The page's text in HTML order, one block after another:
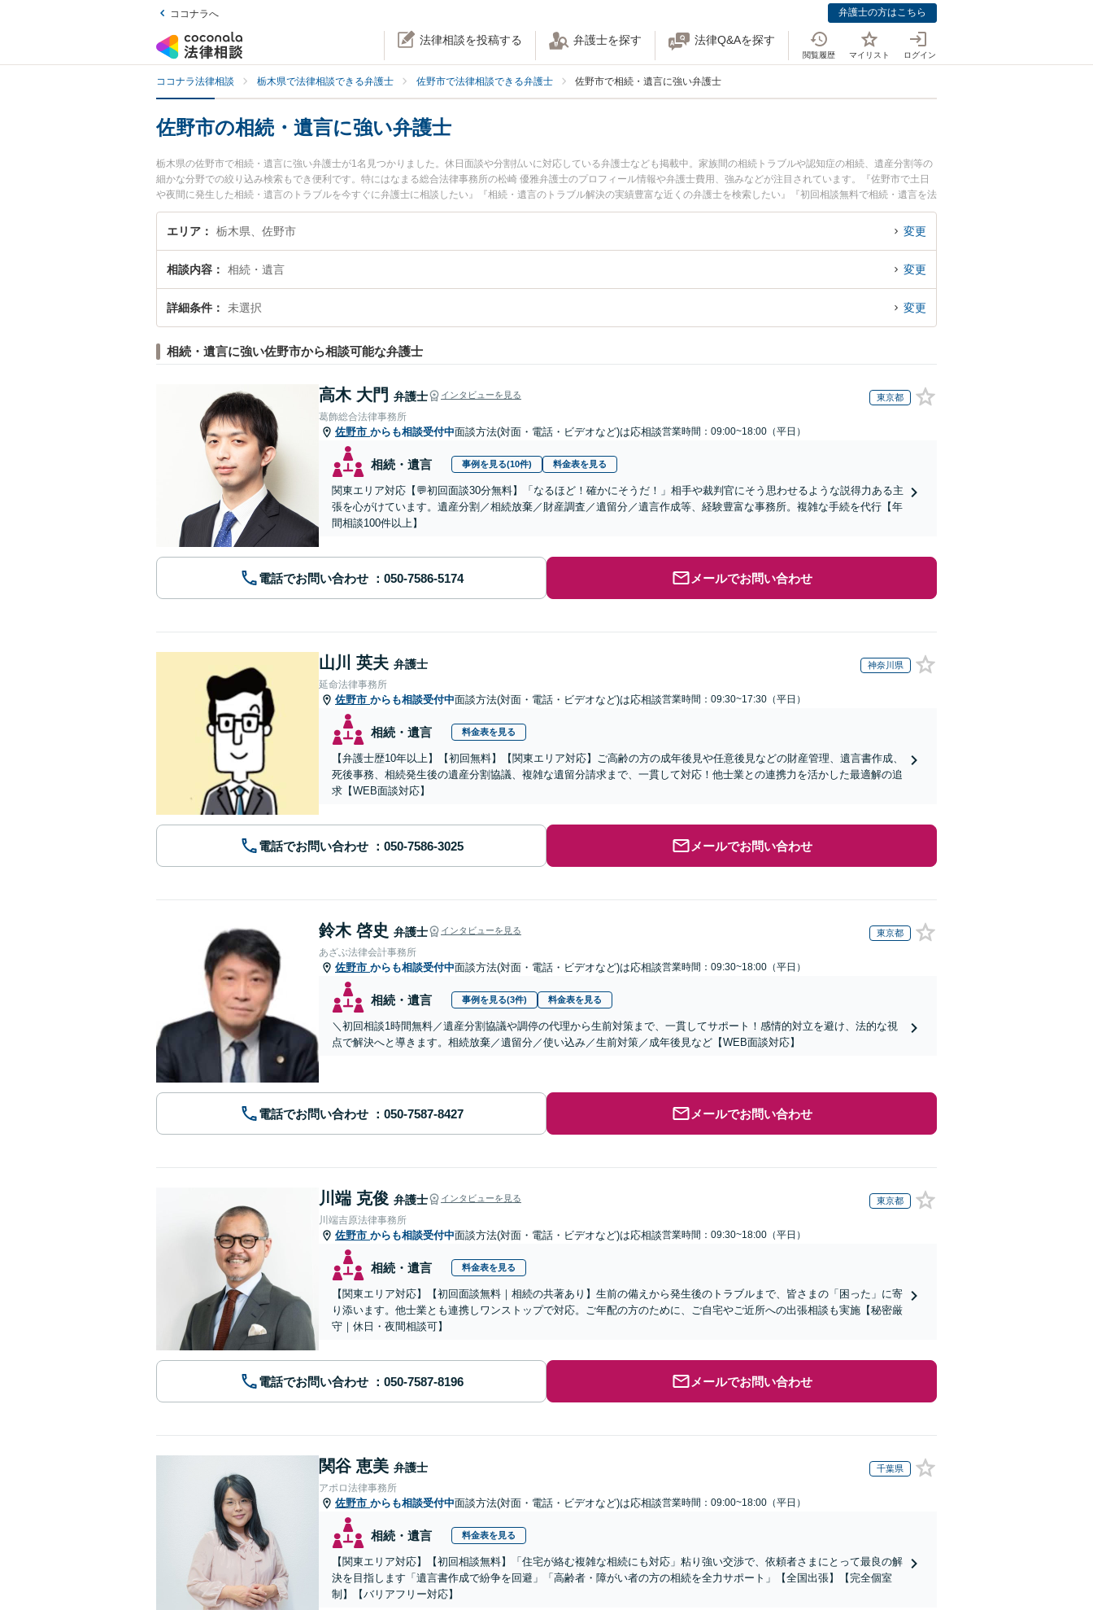
ココナラへ 弁護士の方はこちら
法律相談を投稿する 弁護士を探す 法律Q&Aを探す
閲覧履歴 マイリスト ログイン
ココナラ法律相談 栃木県で法律相談できる弁護士 佐野市で法律相談できる弁護士 佐野市で相続・遺言に強い弁護士
佐野市の相続・遺言に強い弁護士
栃木県の佐野市で相続・遺言に強い弁護士が1名見つかりました。休日面談や分割払いに対応している弁護士なども掲載中。家族間の相続トラブルや認知症の相続、遺産分割等の
細かな分野での絞り込み検索もでき便利です。特にはなまる総合法律事務所の松崎 優雅弁護士のプロフィール情報や弁護士費用、強みなどが注目されています。『佐野市で土日
や夜間に発生した相続・遺言のトラブルを今すぐに弁護士に相談したい』『相続・遺言のトラブル解決の実績豊富な近くの弁護士を検索したい』『初回相談無料で相続・遺言を法
律相談できる佐野市内の弁護士に相談予約したい』などでお困りの相談者さんにおすすめです。
エリア 栃木県、佐野市 変更
相談内容 相続・遺言 変更
詳細条件 未選択 変更
相続・遺言に強い佐野市から相談可能な弁護士
高木 大門 弁護士 インタビューを見る 東京都
葛飾総合法律事務所
佐野市 からも相談受付中面談方法(対面・電話・ビデオなど)は応相談営業時間：09:00~18:00（平日）
相続・遺言 事例を見る(10件) 料金表を見る
関東エリア対応【💬初回面談30分無料】「なるほど！確かにそうだ！」相手や裁判官にそう思わせるような説得力ある主
張を心がけています。遺産分割／相続放棄／財産調査／遺留分／遺言作成等、経験豊富な事務所。複雑な手続を代行【年
間相談100件以上】
電話でお問い合わせ メールでお問い合わせ
山川 英夫 弁護士 神奈川県
延命法律事務所
佐野市 からも相談受付中面談方法(対面・電話・ビデオなど)は応相談営業時間：09:30~17:30（平日）
相続・遺言 料金表を見る
【弁護士歴10年以上】【初回無料】【関東エリア対応】ご高齢の方の成年後見や任意後見などの財産管理、遺言書作成、
死後事務、相続発生後の遺産分割協議、複雑な遺留分請求まで、一貫して対応！他士業との連携力を活かした最適解の追
求【WEB面談対応】
電話でお問い合わせ メールでお問い合わせ
鈴木 啓史 弁護士 インタビューを見る 東京都
あざぶ法律会計事務所
佐野市 からも相談受付中面談方法(対面・電話・ビデオなど)は応相談営業時間：09:30~18:00（平日）
相続・遺言 事例を見る(3件) 料金表を見る
＼初回相談1時間無料／遺産分割協議や調停の代理から生前対策まで、一貫してサポート！感情的対立を避け、法的な視
点で解決へと導きます。相続放棄／遺留分／使い込み／生前対策／成年後見など【WEB面談対応】
電話でお問い合わせ メールでお問い合わせ
川端 克俊 弁護士 インタビューを見る 東京都
川端吉原法律事務所
佐野市 からも相談受付中面談方法(対面・電話・ビデオなど)は応相談営業時間：09:30~18:00（平日）
相続・遺言 料金表を見る
【関東エリア対応】【初回面談無料｜相続の共著あり】生前の備えから発生後のトラブルまで、皆さまの「困った」に寄
り添います。他士業とも連携しワンストップで対応。ご年配の方のために、ご自宅やご近所への出張相談も実施【秘密厳
守｜休日・夜間相談可】
電話でお問い合わせ メールでお問い合わせ
関谷 恵美 弁護士 千葉県
アポロ法律事務所
佐野市 からも相談受付中面談方法(対面・電話・ビデオなど)は応相談営業時間：09:00~18:00（平日）
相続・遺言 料金表を見る
【関東エリア対応】【初回相談無料】「住宅が絡む複雑な相続にも対応」粘り強い交渉で、依頼者さまにとって最良の解
決を目指します「遺言書作成で紛争を回避」「高齢者・障がい者の方の相続を全力サポート」【全国出張】【完全個室
制】【バリアフリー対応】